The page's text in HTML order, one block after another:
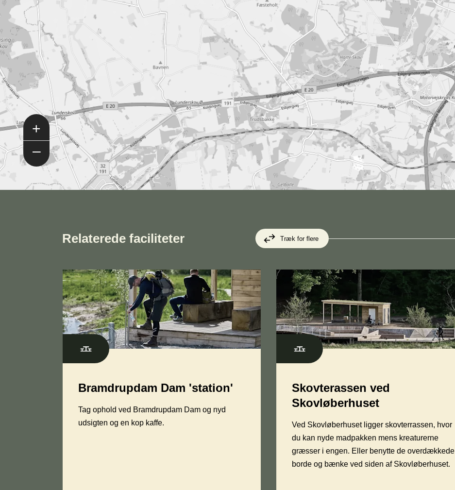
+
–
Relaterede faciliteter Træk for flere
Bramdrupdam Dam 'station'
Tag ophold ved Bramdrupdam Dam og nyd
udsigten og en kop kaffe.
Skovterassen ved
Skovløberhuset
Ved Skovløberhuset ligger skovterrassen, hvor
du kan nyde madpakken mens kreaturerne
græsser i engen. Eller benytte de overdækkede
borde og bænke ved siden af Skovløberhuset.